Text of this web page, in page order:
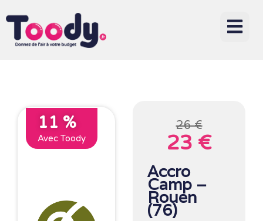
11 %
Avec Toody
26 €
23 €
Accro
Camp –
Rouen
(76)